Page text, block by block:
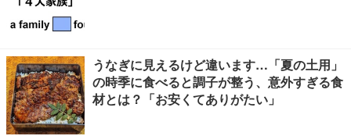
うなぎに見えるけど違います…「夏の土用」
の時季に食べると調子が整う、意外すぎる食
材とは？「お安くてありがたい」